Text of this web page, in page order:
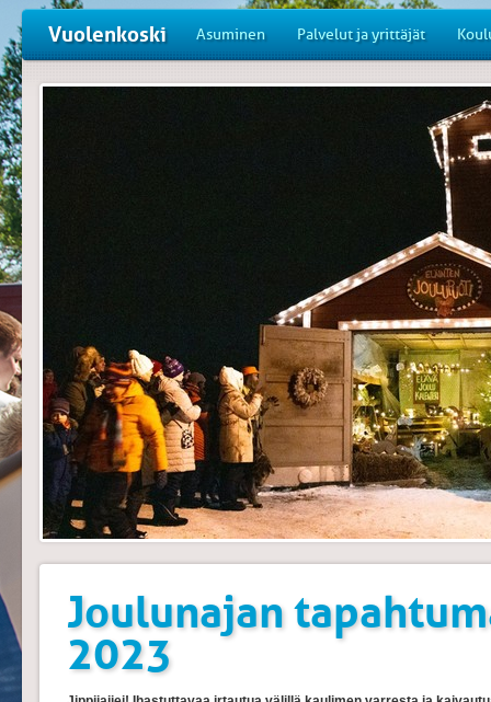
Vuolenkoski Asuminen Palvelut ja yrittäjät
Joulunajan
2023